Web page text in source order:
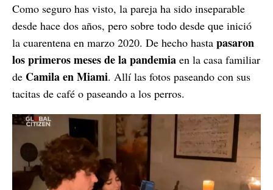
Como seguro has visto, la pareja ha sido inseparable
desde hace dos años, pero sobre todo desde que inició
la cuarentena en marzo 2020. De hecho hasta pasaron
los primeros meses de la pandemia en la casa familiar
de Camila en Miami. Allí las fotos paseando con sus
tacitas de café o paseando a los perros.